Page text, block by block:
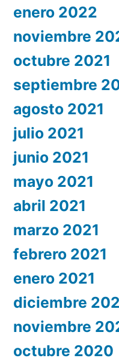
enero 2022
noviembre
octubre 2021
septiembre
agosto 2021
julio 2021
junio 2021
mayo 2021
abril 2021
marzo 2021
febrero 2021
enero 2021
diciembre
noviembre
octubre 2020